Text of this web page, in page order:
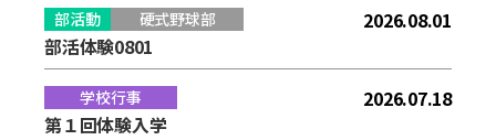
部活動 硬式野球部
2026.08.01
部活体験0801
学校行事
2026.07.18
第１回体験入学